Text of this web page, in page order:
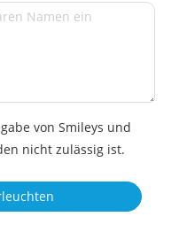
von Smileys und
nicht zulässig ist.